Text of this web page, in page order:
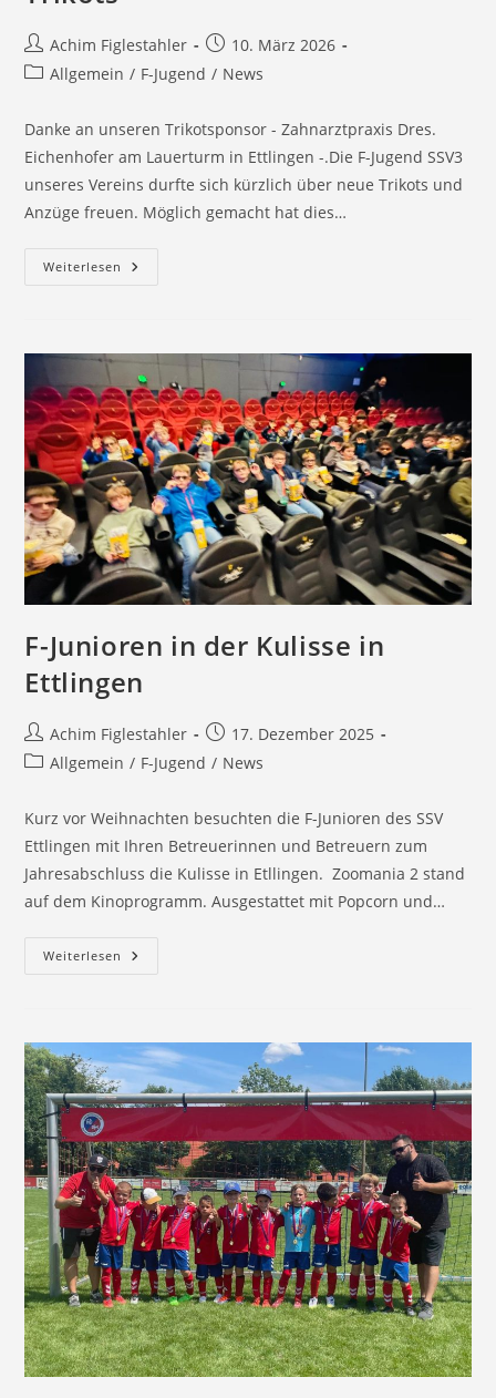
Beitrags-
Autor:
Achim Figlestahler
Beitrag
veröffentlicht:
10. März 2026
Beitrags-
Allgemein / F-Jugend / News
Danke an unseren Trikotsponsor - Zahnarztpraxis Dres.
Eichenhofer am Lauerturm in Ettlingen -.Die F-Jugend SSV3
unseres Vereins durfte sich kürzlich über neue Trikots und
Anzüge freuen. Möglich gemacht hat dies…
Weiterlesen
F-Junioren in der Kulisse in
Ettlingen
Beitrags-
Autor:
Achim Figlestahler
Beitrag
veröffentlicht:
17. Dezember 2025
Beitrags-
Allgemein / F-Jugend / News
Kurz vor Weihnachten besuchten die F-Junioren des SSV
Ettlingen mit Ihren Betreuerinnen und Betreuern zum
Jahresabschluss die Kulisse in Etllingen. Zoomania 2 stand
auf dem Kinoprogramm. Ausgestattet mit Popcorn und…
Weiterlesen F-
Ettlingen